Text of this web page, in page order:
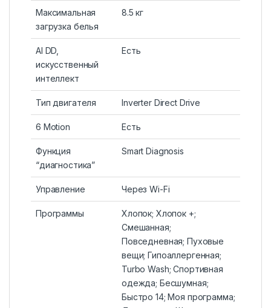
Максимальная
загрузка белья
8.5 кг
AI DD,
искусственный
интеллект
Есть
Тип двигателя Inverter Direct Drive
6 Motion Есть
Функция
“диагностика”
Smart Diagnosis
Управление Через Wi-Fi
Программы
Хлопок; Хлопок +;
Смешанная;
Повседневная; Пуховые
вещи; Гипоаллергенная;
Turbo Wash; Спортивная
одежда; Бесшумная;
Быстро 14; Моя программа;